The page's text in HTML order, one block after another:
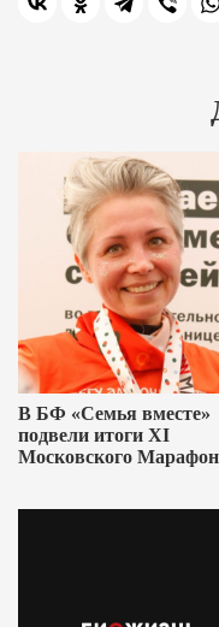
В БФ «Семья вместе»
подвели итоги XI
Московского